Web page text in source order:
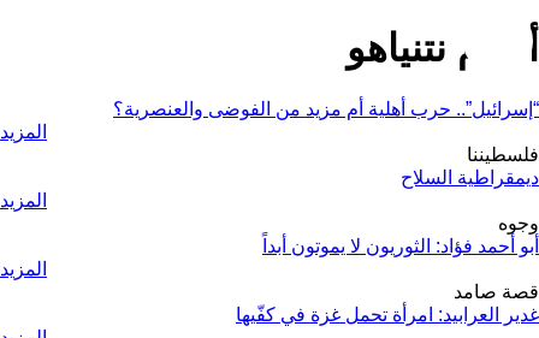
أحلام نتنياهو
“إسرائيل”.. حرب أهلية أم مزيد من الفوضى والعنصرية؟
المزيد
فلسطيننا
ديمقراطية السلاح
المزيد
وجوه
أبو أحمد فؤاد: الثوريون لا يموتون أبداً
المزيد
قصة صامد
غدير العرابيد: امرأة تحمل غزة في كفّيها